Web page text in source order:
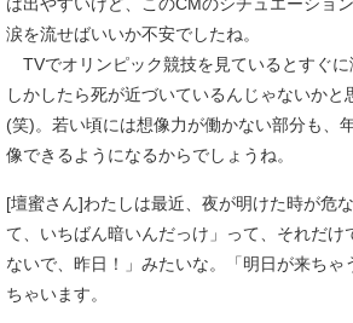
は出やすいけど、このCMのシチュエーショ
涙を流せばいいか不安でしたね。
TVでオリンピック競技を見ているとすぐに
しかしたら死が近づいているんじゃないかと
(笑)。若い頃には想像力が働かない部分も、
像できるようになるからでしょうね。
[壇蜜さん]わたしは最近、夜が明けた時が危
て、いちばん暗いんだっけ」って、それだけ
ないで、昨日！」みたいな。「明日が来ちゃ
ちゃいます。